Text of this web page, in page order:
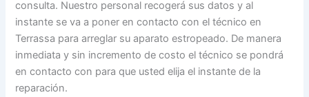
consulta. Nuestro personal recogerá sus datos y al
instante se va a poner en contacto con el técnico en
Terrassa para arreglar su aparato estropeado. De manera
inmediata y sin incremento de costo el técnico se pondrá
en contacto con para que usted elija el instante de la
reparación.